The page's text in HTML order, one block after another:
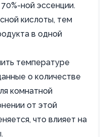
ной эссенции.
кислоты, тем
в одной
температуре
о количестве
комнатной
от этой
что влияет на